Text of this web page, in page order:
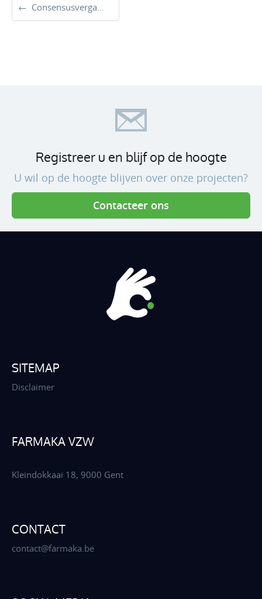
←
Registreer u en blijf op de hoogte
U wil op de hoogte blijven over onze projecten?
Contacteer ons
SITEMAP
Disclaimer
FARMAKA VZW
Kleindokkaai 18, 9000 Gent
CONTACT
contact@farmaka.be